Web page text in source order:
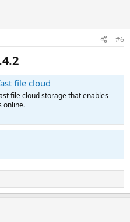
#6
file cloud
file cloud storage that enables
online.